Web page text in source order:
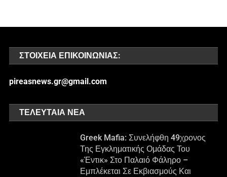
ΣΤΟΙΧΕΊΑ ΕΠΙΚΟΙΝΩΝΊΑΣ:
pireasnews.gr@gmail.com
ΤΕΛΕΥΤΑΊΑ ΝΈΑ
Greek Mafia: Συνελήφθη 49χρονος
Της Εγκληματικής Ομάδας Του
«Έντικ» Στο Παλαιό Φάληρο –
Εμπλέκεται Σε Εκβιασμούς Και